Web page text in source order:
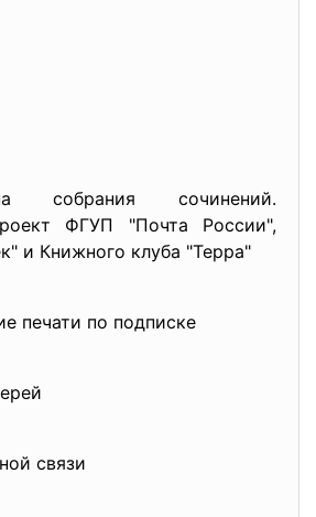
собрания сочинений.
ФГУП "Почта России",
и Книжного клуба "Терра"
печати по подписке
связи